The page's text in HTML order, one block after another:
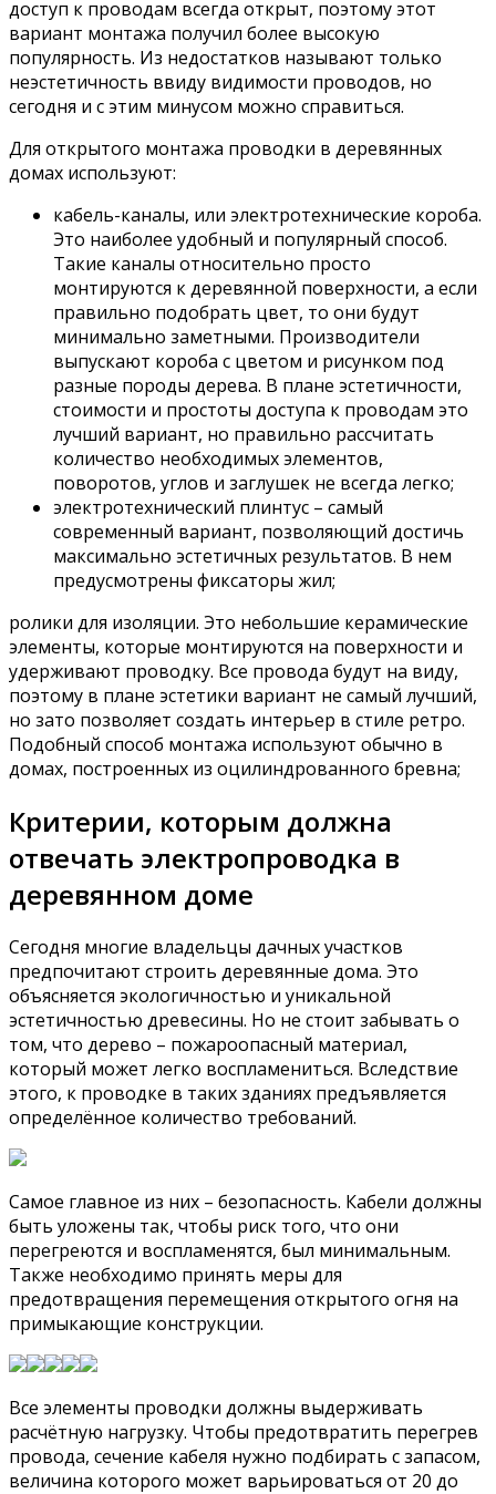
доступ к проводам всегда открыт, поэтому этот
вариант монтажа получил более высокую
популярность. Из недостатков называют только
неэстетичность ввиду видимости проводов, но
сегодня и с этим минусом можно справиться.
Для открытого монтажа проводки в деревянных
домах используют:
кабель-каналы, или электротехнические короба.
Это наиболее удобный и популярный способ.
Такие каналы относительно просто
монтируются к деревянной поверхности, а если
правильно подобрать цвет, то они будут
минимально заметными. Производители
выпускают короба с цветом и рисунком под
разные породы дерева. В плане эстетичности,
стоимости и простоты доступа к проводам это
лучший вариант, но правильно рассчитать
количество необходимых элементов,
поворотов, углов и заглушек не всегда легко;
электротехнический плинтус – самый
современный вариант, позволяющий достичь
максимально эстетичных результатов. В нем
предусмотрены фиксаторы жил;
ролики для изоляции. Это небольшие керамические
элементы, которые монтируются на поверхности и
удерживают проводку. Все провода будут на виду,
поэтому в плане эстетики вариант не самый лучший,
но зато позволяет создать интерьер в стиле ретро.
Подобный способ монтажа используют обычно в
домах, построенных из оцилиндрованного бревна;
Критерии, которым должна
отвечать электропроводка в
деревянном доме
Сегодня многие владельцы дачных участков
предпочитают строить деревянные дома. Это
объясняется экологичностью и уникальной
эстетичностью древесины. Но не стоит забывать о
том, что дерево – пожароопасный материал,
который может легко воспламениться. Вследствие
этого, к проводке в таких зданиях предъявляется
определённое количество требований.
Самое главное из них – безопасность. Кабели должны
быть уложены так, чтобы риск того, что они
перегреются и воспламенятся, был минимальным.
Также необходимо принять меры для
предотвращения перемещения открытого огня на
примыкающие конструкции.
Все элементы проводки должны выдерживать
расчётную нагрузку. Чтобы предотвратить перегрев
провода, сечение кабеля нужно подбирать с запасом,
величина которого может варьироваться от 20 до